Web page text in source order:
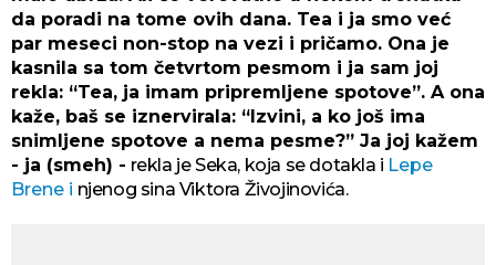
da poradi na tome ovih dana. Tea i ja smo već
par meseci non-stop na vezi i pričamo. Ona je
kasnila sa tom četvrtom pesmom i ja sam joj
rekla: “Tea, ja imam pripremljene spotove”. A ona
kaže, baš se iznervirala: “Izvini, a ko još ima
snimljene spotove a nema pesme?” Ja joj kažem
- ja (smeh) - rekla je Seka, koja se dotakla i Lepe
Brene i njenog sina Viktora Živojinovića.